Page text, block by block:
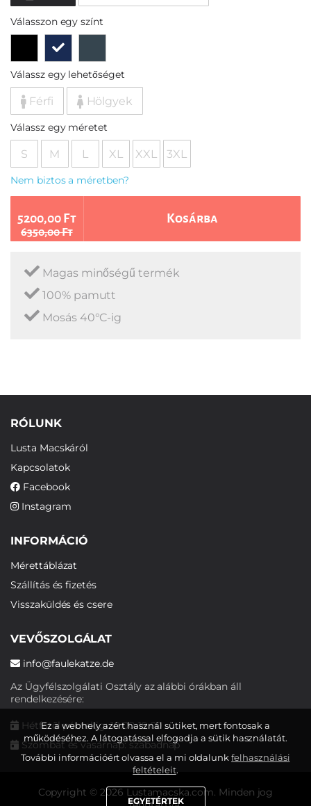
Válasszon egy színt
Válassz egy lehetőséget
Férfi Hölgyek
Válassz egy méretet
S M L XL XXL 3XL
Nem biztos a méretben?
5200,00 Ft
6350,00 Ft
Kosárba
Magas minőségű termék
100% pamutt
Mosás 40°C-ig
RÓLUNK
Lusta Macskáról
Kapcsolatok
Facebook
Instagram
INFORMÁCIÓ
Mérettáblázat
Szállítás és fizetés
Visszaküldés és csere
VEVŐSZOLGÁLAT
info@faulekatze.de
Az Ügyfélszolgálati Osztály az alábbi órákban áll
rendelkezésére:
Hétfőtől péntekig: 10:00-19:00
Szombat és vasárnap: szabadnap
Copyright © 2026 Lustamacska.com. Minden jog
Ez a webhely azért használ sütiket, mert fontosak a
működéséhez. A látogatással elfogadja a sütik használatát.
További információért olvassa el a mi oldalunkfelhasználási
feltételeit.
EGYETÉRTEK